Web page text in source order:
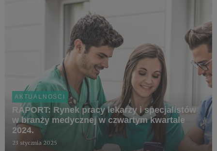
AKTUALNOŚCI
RAPORT: Rynek pracy lekarzy i specjalistów
w branży medycznej w czwartym kwartale
2024.
23 stycznia 2025